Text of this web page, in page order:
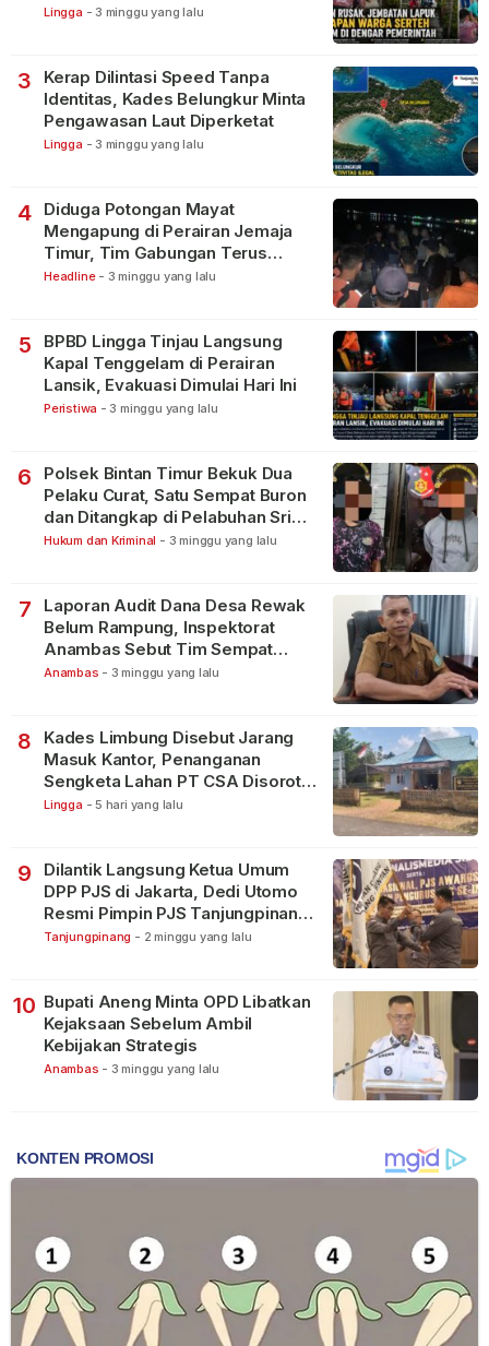
Lingga - 3 minggu yang lalu
3
Kerap Dilintasi Speed Tanpa
Identitas, Kades Belungkur Minta
Pengawasan Laut Diperketat
Lingga - 3 minggu yang lalu
4
Diduga Potongan Mayat
Mengapung di Perairan Jemaja
Timur, Tim Gabungan Terus
Lakukan Pencarian
Headline - 3 minggu yang lalu
5
BPBD Lingga Tinjau Langsung
Kapal Tenggelam di Perairan
Lansik, Evakuasi Dimulai Hari Ini
Peristiwa - 3 minggu yang lalu
6
Polsek Bintan Timur Bekuk Dua
Pelaku Curat, Satu Sempat Buron
dan Ditangkap di Pelabuhan Sri
Bintan Pura
Hukum dan Kriminal - 3 minggu yang lalu
7
Laporan Audit Dana Desa Rewak
Belum Rampung, Inspektorat
Anambas Sebut Tim Sempat
Terbagi Tangani Kasus Lain
Anambas - 3 minggu yang lalu
8
Kades Limbung Disebut Jarang
Masuk Kantor, Penanganan
Sengketa Lahan PT CSA Disorot
Warga
Lingga - 5 hari yang lalu
9
Dilantik Langsung Ketua Umum
DPP PJS di Jakarta, Dedi Utomo
Resmi Pimpin PJS Tanjungpinang-
Bintan
Tanjungpinang - 2 minggu yang lalu
10 Bupati Aneng Minta OPD Libatkan
Kejaksaan Sebelum Ambil
Kebijakan Strategis
Anambas - 3 minggu yang lalu